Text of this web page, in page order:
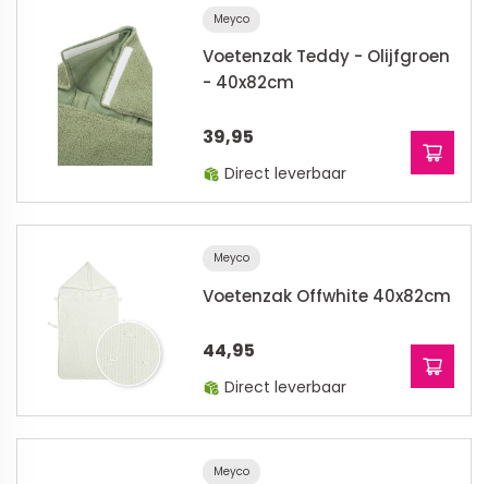
Meyco
Voetenzak Teddy - Olijfgroen
- 40x82cm
39,95
Direct leverbaar
Meyco
Voetenzak Offwhite 40x82cm
44,95
Direct leverbaar
Meyco